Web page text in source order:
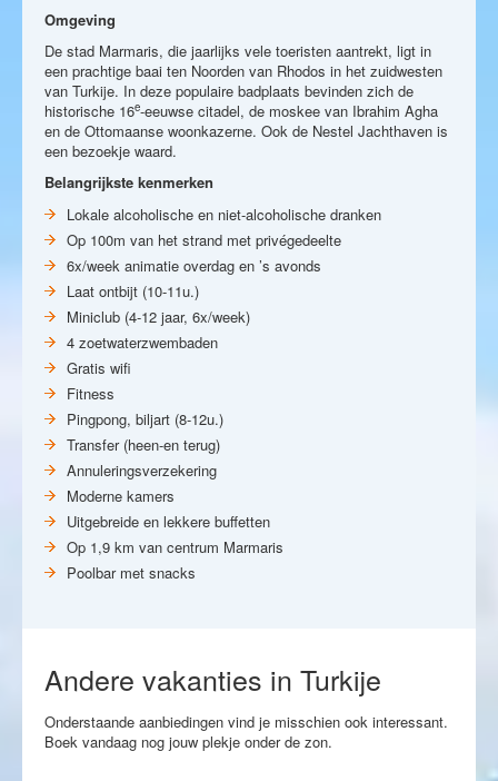
Omgeving
De stad Marmaris, die jaarlijks vele toeristen aantrekt, ligt in
een prachtige baai ten Noorden van Rhodos in het zuidwesten
van Turkije. In deze populaire badplaats bevinden zich de
historische 16e-eeuwse citadel, de moskee van Ibrahim Agha
en de Ottomaanse woonkazerne. Ook de Nestel Jachthaven is
een bezoekje waard.
Belangrijkste kenmerken
Lokale alcoholische en niet-alcoholische dranken
Op 100m van het strand met privégedeelte
6x/week animatie overdag en ’s avonds
Laat ontbijt (10-11u.)
Miniclub (4-12 jaar, 6x/week)
4 zoetwaterzwembaden
Gratis wifi
Fitness
Pingpong, biljart (8-12u.)
Transfer (heen-en terug)
Annuleringsverzekering
Moderne kamers
Uitgebreide en lekkere buffetten
Op 1,9 km van centrum Marmaris
Poolbar met snacks
Andere vakanties in Turkije
Onderstaande aanbiedingen vind je misschien ook interessant.
Boek vandaag nog jouw plekje onder de zon.